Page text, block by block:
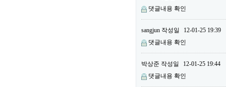
댓글내용 확인
sangjun 작성일
12-01-25 19:39
댓글내용 확인
박상준 작성일
12-01-25 19:44
댓글내용 확인